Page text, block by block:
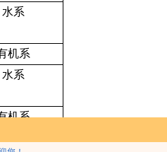
水系
机系
水系
机系